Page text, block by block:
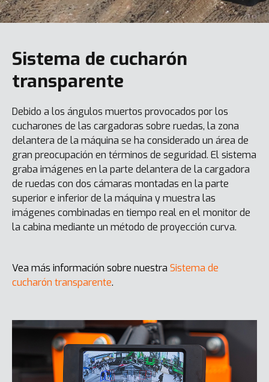
Sistema de cucharón
transparente
Debido a los ángulos muertos provocados por los
cucharones de las cargadoras sobre ruedas, la zona
delantera de la máquina se ha considerado un área de
gran preocupación en términos de seguridad. El sistema
graba imágenes en la parte delantera de la cargadora
de ruedas con dos cámaras montadas en la parte
superior e inferior de la máquina y muestra las
imágenes combinadas en tiempo real en el monitor de
la cabina mediante un método de proyección curva.
Vea más información sobre nuestra Sistema de
cucharón transparente.